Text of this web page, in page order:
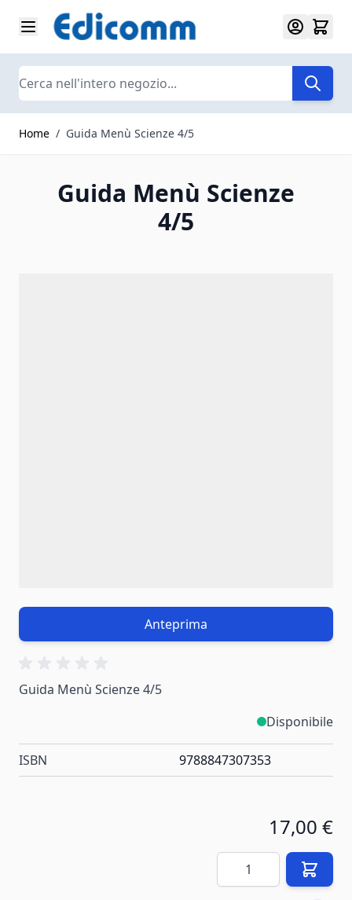
Salta al contenuto
Search
Home / Guida Menù Scienze 4/5
Guida Menù Scienze
4/5
Anteprima
Guida Menù Scienze 4/5
Disponibile
ISBN 9788847307353
17,00 €
Quantità